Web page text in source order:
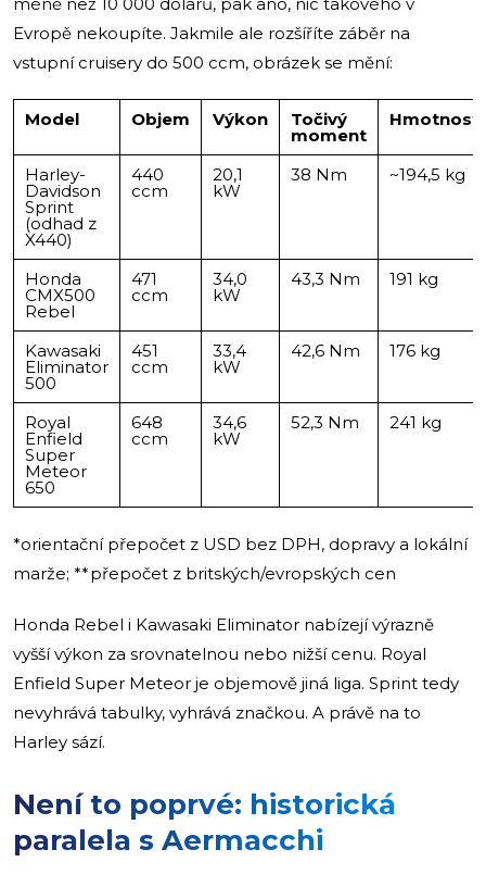
Evropě nekoupíte. Jakmile ale rozšíříte záběr na
vstupní cruisery do 500 ccm, obrázek se mění:
Model Objem Výkon Točivý
moment
Hmotnost
Harley-
Davidson
Sprint
(odhad z
X440)
440
ccm
20,1
kW
38 Nm ~194,5 kg
Honda
CMX500
Rebel
471
ccm
34,0
kW
43,3 Nm 191 kg
Kawasaki
Eliminator
500
451
ccm
33,4
kW
42,6 Nm 176 kg
Royal
Enfield
Super
Meteor
650
648
ccm
34,6
kW
52,3 Nm 241 kg
*orientační přepočet z USD bez DPH, dopravy a lokální
marže; **přepočet z britských/evropských cen
Honda Rebel i Kawasaki Eliminator nabízejí výrazně
vyšší výkon za srovnatelnou nebo nižší cenu. Royal
Enfield Super Meteor je objemově jiná liga. Sprint tedy
nevyhrává tabulky, vyhrává značkou. A právě na to
Harley sází.
Není to poprvé: historická
paralela s Aermacchi